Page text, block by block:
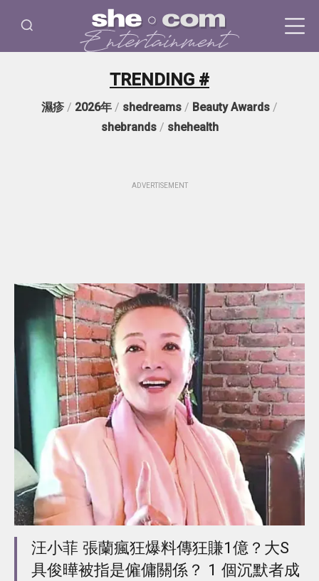
TRENDING #
濕疹 / 2026年 / shedreams / Beauty Awards /
shebrands/ shehealth
ADVERTISEMENT
汪小菲 張蘭瘋狂爆料傳狂賺1億？大S
具俊曄被指是僱傭關係？ 1 個沉默者成